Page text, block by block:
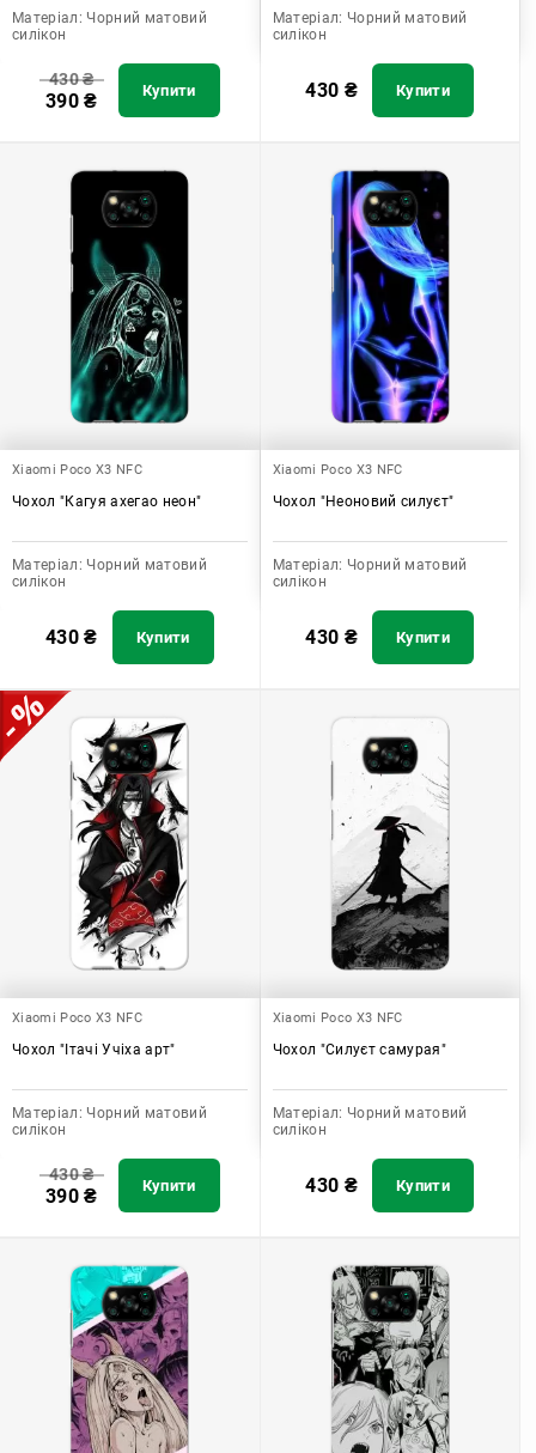
Матеріал: Чорний матовий
силікон
430₴
390₴ Купити
Матеріал: Чорний матовий
силікон
430 ₴ Купити
Xiaomi Poco X3 NFC
Чохол "Кагуя ахегао неон"
Матеріал: Чорний матовий
силікон
430₴ Купити
Xiaomi Poco X3 NFC
Чохол "Неоновий силуєт"
Матеріал: Чорний матовий
силікон
430 ₴ Купити
Xiaomi Poco X3 NFC
Чохол "Ітачі Учіха арт"
Матеріал: Чорний матовий
силікон
430₴
390₴ Купити
Xiaomi Poco X3 NFC
Чохол "Силуєт самурая"
Матеріал: Чорний матовий
силікон
430 ₴ Купити